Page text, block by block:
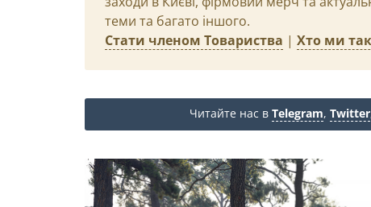
теми та багато іншого.
Стати членом Товариства | Хто ми
Читайте нас в Telegram, Twitter